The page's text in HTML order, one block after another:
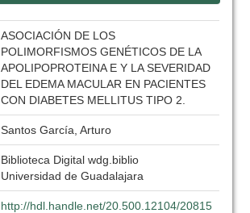
ASOCIACIÓN DE LOS
POLIMORFISMOS GENÉTICOS DE LA
APOLIPOPROTEINA E Y LA SEVERIDAD
DEL EDEMA MACULAR EN PACIENTES
CON DIABETES MELLITUS TIPO 2.
Santos García, Arturo
Biblioteca Digital wdg.biblio
Universidad de Guadalajara
http://hdl.handle.net/20.500.12104/20815